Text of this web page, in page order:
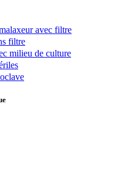
avec filtre
filtre
milieu de culture